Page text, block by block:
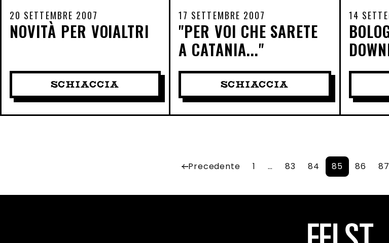
20 SETTEMBRE 2007
NOVITÀ PER VOIALTRI
SCHIACCIA
17 SETTEMBRE 2007
"PER VOI CHE SARETE
A CATANIA..."
SCHIACCIA
14
Precedente 1 … 83 84 85 86 87